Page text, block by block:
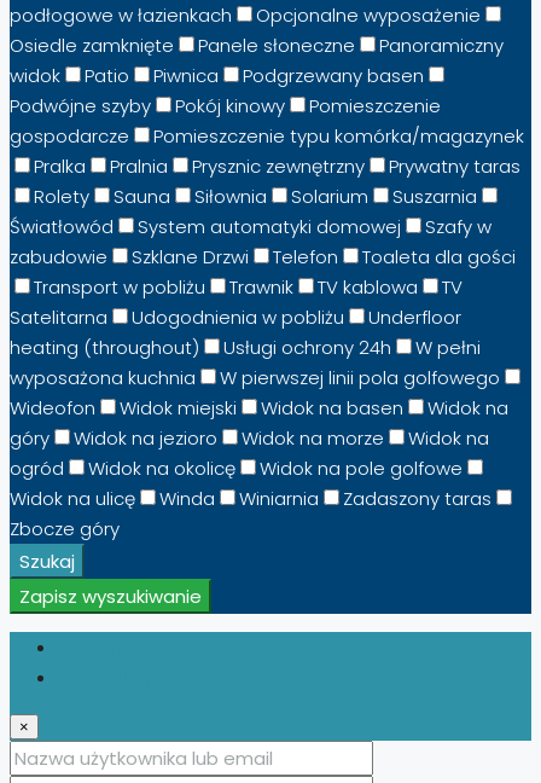
podłogowe w łazienkach
Opcjonalne wyposażenie
Osiedle zamknięte
Panele słoneczne
Panoramiczny
widok
Patio Piwnica
Podgrzewany basen
Podwójne szyby
Pokój kinowy
Pomieszczenie
gospodarcze
Pomieszczenie typu komórka/magazynek
Pralka
Pralnia Prysznic zewnętrzny
Prywatny taras
Rolety
Sauna Siłownia Solarium
Suszarnia
Światłowód
System automatyki domowej
Szafy w
zabudowie
Szklane Drzwi Telefon
Toaleta dla gości
Transport w pobliżu
Trawnik TV kablowa
TV
Satelitarna
Udogodnienia w pobliżu
Underfloor
heating (throughout)
Usługi ochrony 24h
W pełni
wyposażona kuchnia
W pierwszej linii pola golfowego
Wideofon
Widok miejski Widok na basen
Widok na
góry
Widok na jezioro Widok na morze
Widok na
ogród
Widok na okolicę
Widok na pole golfowe
Widok na ulicę
Winda Winiarnia
Zadaszony taras
Zbocze góry
Szukaj
Zapisz wyszukiwanie
×